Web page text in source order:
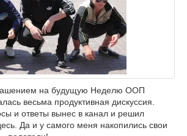
на будущую Неделю ООП
весьма продуктивная дискуссия.
и ответы вынес в канал и решил
Да и у самого меня накопились свои